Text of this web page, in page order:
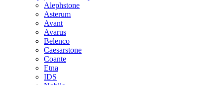
Alephstone
Asterum
Avant
Avarus
Belenco
Caesarstone
Coante
Etna
IDS